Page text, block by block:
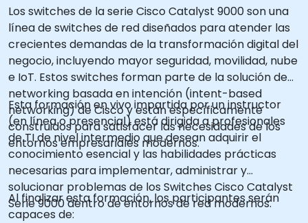
Los switches de la serie Cisco Catalyst 9000 son una
línea de switches de red diseñados para atender las
crecientes demandas de la transformación digital del
negocio, incluyendo mayor seguridad, movilidad, nube
e IoT. Estos switches forman parte de la solución de
networking basada en intención (intent-based
networking) de Cisco y están específicamente
construidos para satisfacer las necesidades de los
entornos empresariales modernos.
Esta formación en vivo impartida por un instructor
(en línea o presencial) está dirigida a profesionales
de TI de nivel intermedio que desean adquirir el
conocimiento esencial y las habilidades prácticas
necesarias para implementar, administrar y
solucionar problemas de los Switches Cisco Catalyst
Serie 9000 dentro de entornos de red modernos.
Al finalizar esta formación, los participantes serán
capaces de: